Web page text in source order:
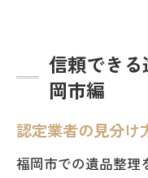
信頼でき
岡市編
認定業者の見分け
福岡市での遺品整理